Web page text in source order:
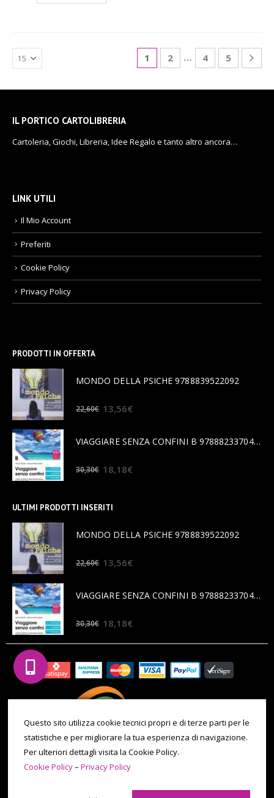
1 2 … 4 5
IL PORTICO CARTOLIBRERIA
Cartoleria, Giochi, Libreria, Idee Regalo e tanto altro ancora…
LINK UTILI
Il Mio Account
Preferiti
Cookie Policy
Privacy Policy
PRODOTTI IN OFFERTA
MONDO DELLA PSICHE 9788839522092
22,60€ 13,56€
VIAGGIARE SENZA CONFINI B 9788823370456
30,30€ 18,18€
ULTIMI PRODOTTI INSERITI
MONDO DELLA PSICHE 9788839522092
22,60€ 13,56€
VIAGGIARE SENZA CONFINI B 9788823370456
30,30€ 18,18€
© 2020 All Rights Reserved. P.IVA 09971180014 | Tel. 011 086 0069 |
Email: ilporticocarmagnola@gmail.com -Cookie Policy-Privacy
Questo sito utilizza cookie tecnici propri e di terze parti per le
statistiche e per migliorare la tua esperienza di navigazione.
Per ulteriori dettagli visita la Cookie Policy.
Cookie Policy–Privacy Policy